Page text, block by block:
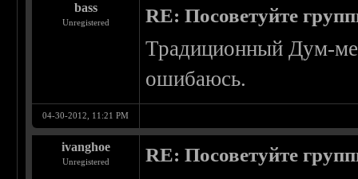
bass
Unregistered RE: Посоветуйте
Традиционный Дум-
ошибаюсь.
04-30-2012, 11:21 PM
ivanghoe
Unregistered RE: Посоветуйте